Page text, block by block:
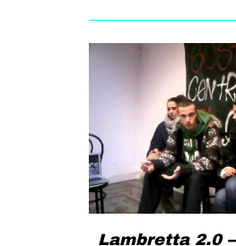
Lambretta 2.0 –